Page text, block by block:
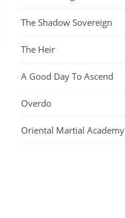
The Shadow Sovereign
The Heir
A Good Day To Ascend
Overdo
Oriental Martial Academy